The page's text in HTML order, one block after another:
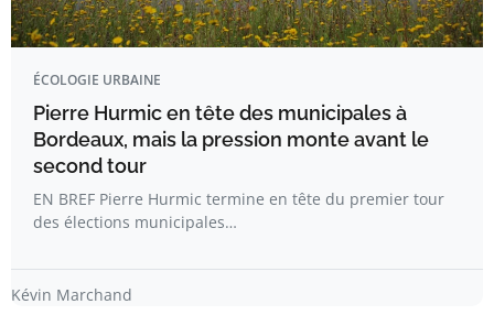
ÉCOLOGIE URBAINE
Pierre Hurmic en tête des municipales à
Bordeaux, mais la pression monte avant le
second tour
EN BREF Pierre Hurmic termine en tête du premier tour
des élections municipales…
Kévin Marchand